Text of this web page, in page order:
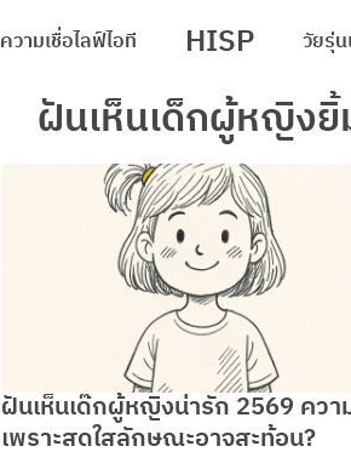
ความเชื่อไลฟ์ไอที HISP วัยรุ่น
ฝันเห็นเด็กผู้หญิงยิ้
ฝันเห็นเด๊กผู้หญิงน่ารัก 2569 ควา
เพราะสดใสลักษณะอาจสะท้อน?